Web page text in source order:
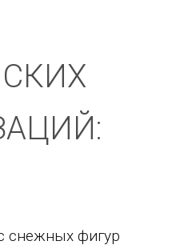
снежных фигур